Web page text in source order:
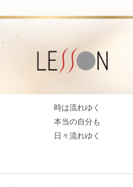
時は流れゆく
本当の自分も
日々流れゆく